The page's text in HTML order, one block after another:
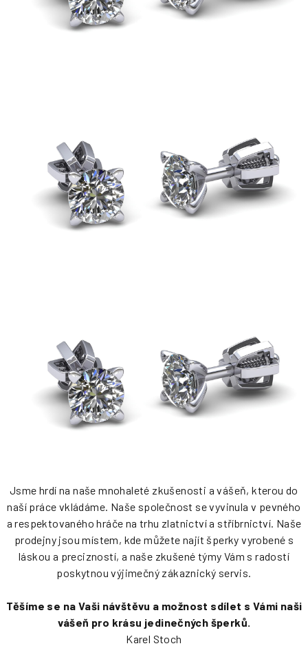
Jsme hrdí na naše mnohaleté zkušenosti a vášeň, kterou do
naší práce vkládáme. Naše společnost se vyvinula v pevného
a respektovaného hráče na trhu zlatnictví a stříbrnictví. Naše
prodejny jsou místem, kde můžete najít šperky vyrobené s
láskou a precizností, a naše zkušené týmy Vám s radostí
poskytnou výjimečný zákaznický servis.
Těšíme se na Vaši návštěvu a možnost sdílet s Vámi naši
vášeň pro krásu jedinečných šperků.
Karel Stoch